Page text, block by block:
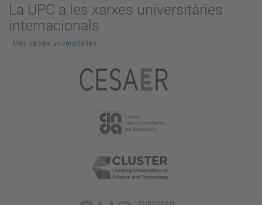
La UPC a les xarxes universitàries
internacionals
Més xarxes universitàries